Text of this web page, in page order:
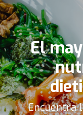
El
Encuentra